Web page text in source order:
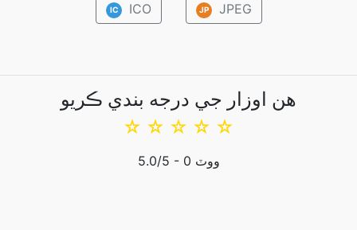
IC ICO JP JPEG
هن اوزار جي درجه بندي ڪريو
☆
☆
☆
☆
☆
5.0/5 - 0 ووٽ